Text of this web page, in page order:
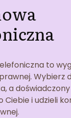
to
Wybierz
a
Ciebie i udzieli